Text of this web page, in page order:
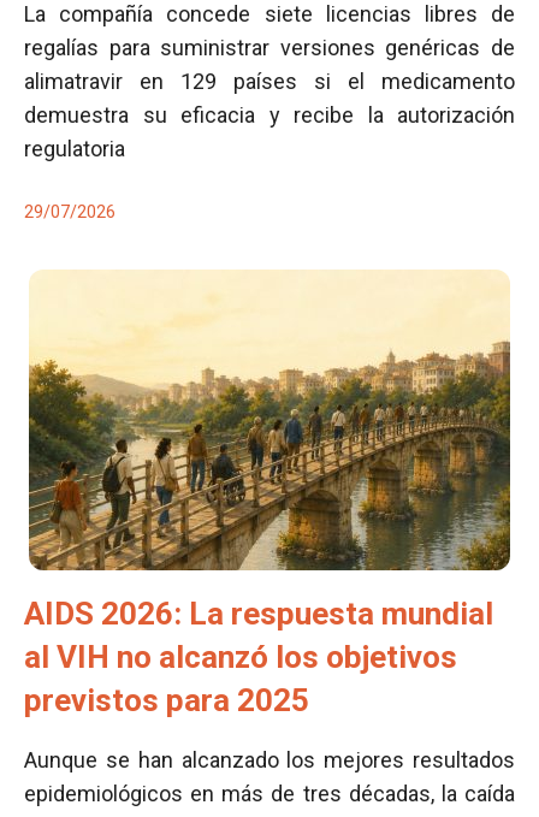
La compañía concede siete licencias libres de
regalías para suministrar versiones genéricas de
alimatravir en 129 países si el medicamento
demuestra su eficacia y recibe la autorización
regulatoria
29/07/2026
AIDS 2026: La respuesta mundial
al VIH no alcanzó los objetivos
previstos para 2025
Aunque se han alcanzado los mejores resultados
epidemiológicos en más de tres décadas, la caída